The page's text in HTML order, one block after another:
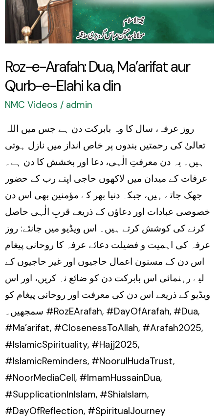
Roz-e-Arafah: Dua, Ma’arifat aur
Qurb-e-Elahi ka din
NMC Videos / admin
روز عرفہ، سال کا وہ بابرکت دن ہے جس میں اللہ
تعالیٰ کی رحمتیں بندوں پر خاص انداز میں نازل ہوتی
ہیں۔ یہ دن معرفتِ الٰہی، دعا اور بخشش کا دن ہے۔
عرفات کے میدان میں لاکھوں حاجی اپنے رب کے حضور
جھک جاتے ہیں، جبکہ دنیا بھر کے مؤمنین بھی اس دن
خصوصی عبادات اور دعاؤں کے ذریعے قربِ الٰہی حاصل
کرنے کی کوشش کرتے ہیں۔ اس ویڈیو میں جانئے: روز
عرفہ کی اہمیت و فضیلت دعائے عرفہ کا روحانی پیغام
اس دن کے مسنون اعمال حاجیوں اور غیر حاجیوں کے
لیے رہنمائی اس بابرکت دن کو ضائع نہ کریں، اور اس
ویڈیو کے ذریعے اس دن کی معرفت اور روحانی پیغام کو
سمجھیں۔ #RozEArafah, #DayOfArafah, #Dua,
#Ma’arifat, #ClosenessToAllah, #Arafah2025,
#IslamicSpirituality, #Hajj2025,
#IslamicReminders, #NoorulHudaTrust,
#NoorMediaCell, #ImamHussainDua,
#SupplicationInIslam, #ShiaIslam,
#DayOfReflection, #SpiritualJourney
aur
Qurb-
Elahi
ka
din